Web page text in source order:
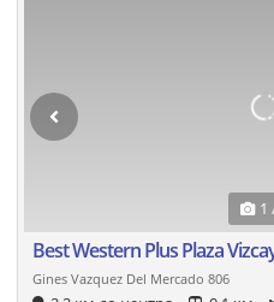
1
Best Western Plus Plaza
Gines Vazquez Del Mercado 806